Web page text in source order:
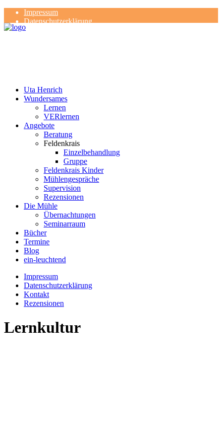
Impressum
Datenschutzerklärung
Kontakt
Uta Henrich
Wundersames
Lernen
VERlernen
Angebote
Beratung
Feldenkrais
Einzelbehandlung
Gruppe
Feldenkrais Kinder
Mühlengespräche
Supervision
Rezensionen
Die Mühle
Übernachtungen
Seminarraum
Bücher
Termine
Blog
ein-leuchtend
Impressum
Datenschutzerklärung
Kontakt
Rezensionen
Lernkultur